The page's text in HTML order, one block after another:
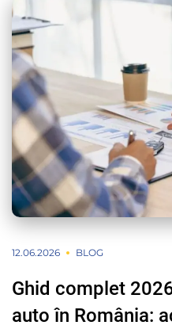
12.06.2026 BLOG
Ghid complet
auto în România: